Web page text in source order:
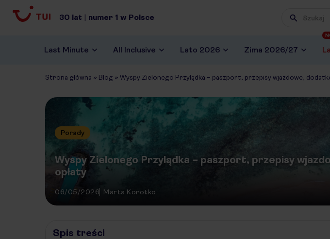
30 lat | numer 1 w Polsce
Last Minute All Inclusive Lato 2026 Zima 2026/27
Strona główna » Blog » Wyspy Zielonego Przylądka – paszport, przepisy wjazdowe,
Porady
Wyspy Zielonego Przylądka – paszport, przepisy
opłaty
06/05/2026 Marta Korotko
Spis treści